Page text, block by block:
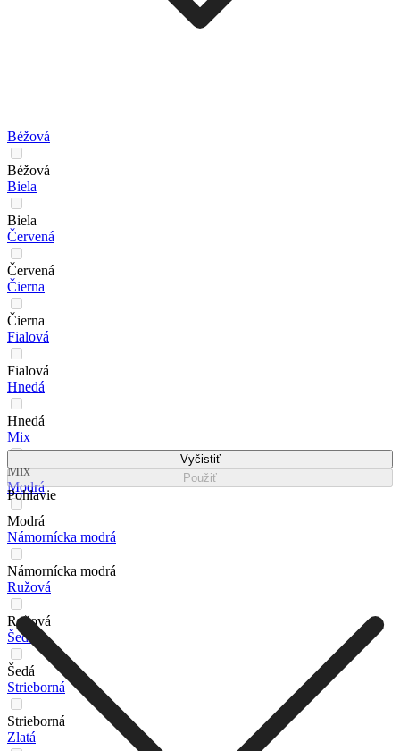
Béžová
Béžová
Biela
Biela
Červená
Červená
Čierna
Čierna
Fialová
Fialová
Hnedá
Hnedá
Mix
Mix
Modrá
Modrá
Námornícka modrá
Námornícka modrá
Ružová
Ružová
Šedá
Šedá
Strieborná
Strieborná
Zlatá
Vyčistiť
Použiť
Pohlavie